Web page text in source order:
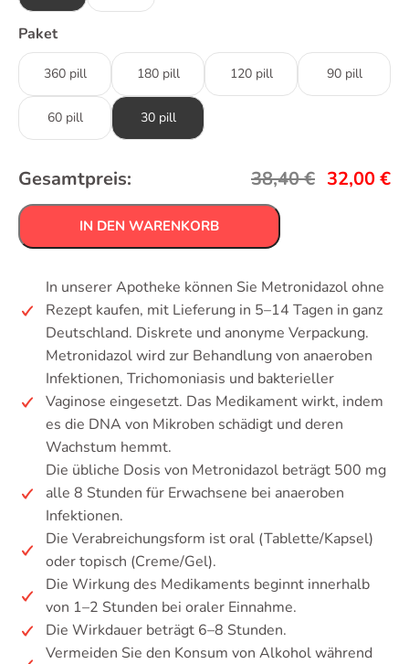
Paket
360 pill 180 pill 120 pill 90 pill
60 pill 30 pill
Gesamtpreis: 38,40€ 32,00€
IN DEN WARENKORB
In unserer Apotheke können Sie Metronidazol ohne
Rezept kaufen, mit Lieferung in 5–14 Tagen in ganz
Deutschland. Diskrete und anonyme Verpackung.
Metronidazol wird zur Behandlung von anaeroben
Infektionen, Trichomoniasis und bakterieller
Vaginose eingesetzt. Das Medikament wirkt, indem
es die DNA von Mikroben schädigt und deren
Wachstum hemmt.
Die übliche Dosis von Metronidazol beträgt 500 mg
alle 8 Stunden für Erwachsene bei anaeroben
Infektionen.
Die Verabreichungsform ist oral (Tablette/Kapsel)
oder topisch (Creme/Gel).
Die Wirkung des Medikaments beginnt innerhalb
von 1–2 Stunden bei oraler Einnahme.
Die Wirkdauer beträgt 6–8 Stunden.
Vermeiden Sie den Konsum von Alkohol während